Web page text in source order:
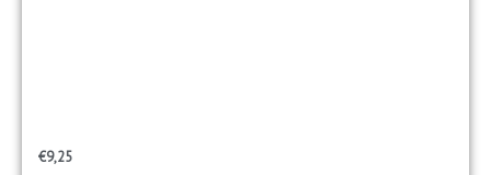
€9,25